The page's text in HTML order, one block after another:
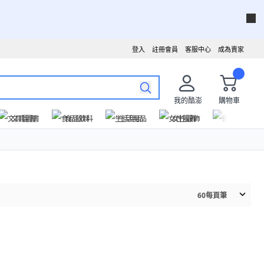
成為賣家
客服中心
註冊會員
登入
我的酷澎
購物車
文具圖書
食品飲料 生活用品 女性服飾
60每頁筆